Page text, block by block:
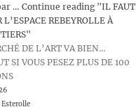
… Continue reading "IL FAUT
L’ESPACE REBEYROLLE À
DE L’ART VA BIEN…
SI VOUS PESEZ PLUS DE 100
Esterolle